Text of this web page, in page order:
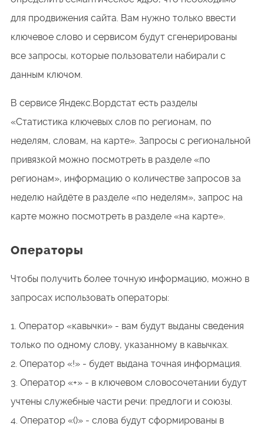
для продвижения сайта. Вам нужно только ввести
ключевое слово и сервисом будут сгенерированы
все запросы, которые пользователи набирали с
данным ключом.
В сервисе Яндекс.Вордстат есть разделы
«Статистика ключевых слов по регионам, по
неделям, словам, на карте». Запросы с региональной
привязкой можно посмотреть в разделе «по
регионам», информацию о количестве запросов за
неделю найдёте в разделе «по неделям», запрос на
карте можно посмотреть в разделе «на карте».
Операторы
Чтобы получить более точную информацию, можно в
запросах использовать операторы:
Оператор «кавычки» - вам будут выданы сведения
только по одному слову, указанному в кавычках.
Оператор «!» - будет выдана точная информация.
Оператор «+» - в ключевом словосочетании будут
учтены служебные части речи: предлоги и союзы.
Оператор «()» - слова будут сформированы в